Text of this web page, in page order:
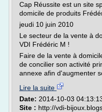
Cap Réussite est un site
domicile de produits
jeudi 10 juin 2010
Le secteur de la vente à
VDI Frédéric M !
Faire de la vente à
de concilier son activité
annexe afin d'augmenter
Lire la suite
Date: 2014-10-03
Site : http://vdi-